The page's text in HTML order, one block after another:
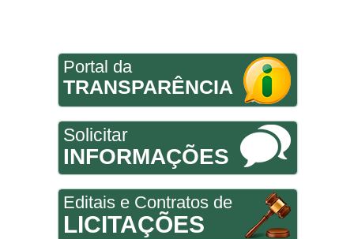
Portal da
TRANSPARÊNCIA
Solicitar
INFORMAÇÕES
Editais e Contratos de
LICITAÇÕES